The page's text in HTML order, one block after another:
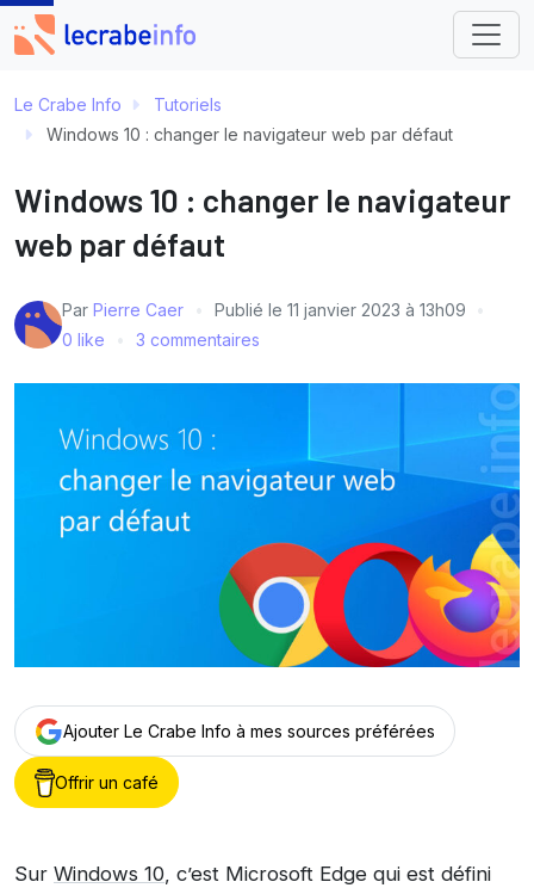
Le Crabe Info
Tutoriels
Windows 10 : changer le navigateur web par défaut
Windows 10 : changer le navigateur
web par défaut
Par Pierre Caer Publié le 11 janvier 2023 à 13h09
0 like
3 commentaires
Ajouter Le Crabe Info à mes sources préférées
Offrir un café
Sur Windows 10, c’est Microsoft Edge qui est défini